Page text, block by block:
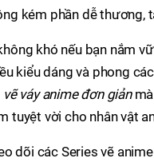
kém phần dễ thương,
khó nếu bạn nắm
kiểu dáng và phong
vẽ váy anime đơn giảnmà
tuyệt vời cho nhân vật
dõi các Series vẽ